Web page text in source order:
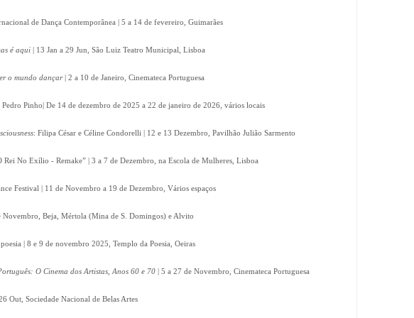
de Dança Contemporânea | 5 a 14 de fevereiro, Guimarães
é aqui | 13 Jan a 29 Jun, São Luiz Teatro Municipal, Lisboa
o mundo dançar| 2 a 10 de Janeiro, Cinemateca Portuguesa
Pedro Pinho| De 14 de dezembro de 2025 a 22 de janeiro de 2026, vários locais
: Filipa César e Céline Condorelli | 12 e 13 Dezembro, Pavilhão Julião Sarmento
No Exílio - Remake” | 3 a 7 de Dezembro, na Escola de Mulheres, Lisboa
Festival | 11 de Novembro a 19 de Dezembro, Vários espaços
Novembro, Beja, Mértola (Mina de S. Domingos) e Alvito
| 8 e 9 de novembro 2025, Templo da Poesia, Oeiras
O Cinema dos Artistas, Anos 60 e 70 | 5 a 27 de Novembro, Cinemateca Portuguesa
Out, Sociedade Nacional de Belas Artes